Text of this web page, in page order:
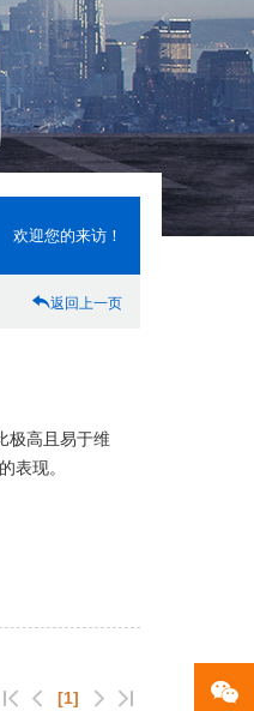
欢迎您的来访！
返回上一页
极高且易于维
表现。
[1]